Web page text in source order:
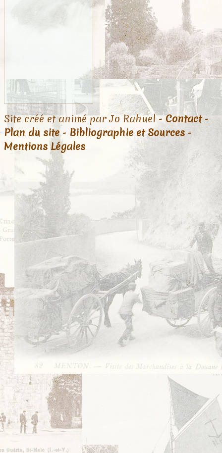
Site créé et animé par Jo Rahuel -Contact-
Plan du site- Bibliographie et Sources -
Mentions Légales